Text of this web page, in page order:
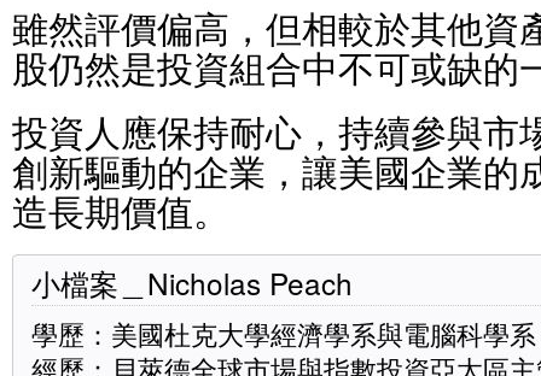
雖然評價偏高，但相較於其他資
股仍然是投資組合中不可或缺的
投資人應保持耐心，持續參與市
創新驅動的企業，讓美國企業的
造長期價值。
小檔案＿Nicholas Peach
學歷：美國杜克大學經濟學系與電腦科學系
經歷：貝萊德全球市場與指數投資亞太區